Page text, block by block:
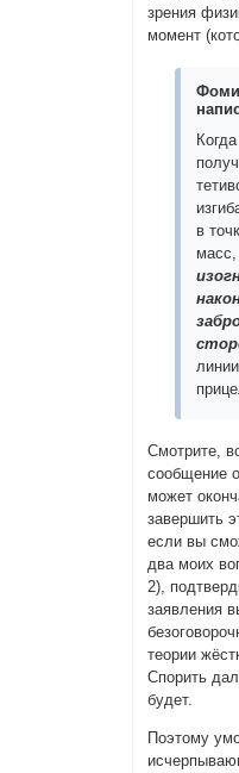
зрения
момент
в
линии
Смотрите,
сообщение
может
завершить
если вы
два моих
2),
заявления
теории
Спорить
будет.
Поэтому